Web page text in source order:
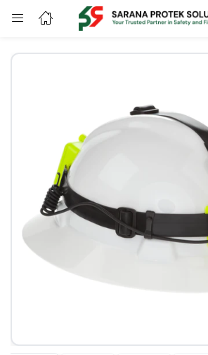
LOGIN
Enter your username and password to login.
Remember me
LOGIN